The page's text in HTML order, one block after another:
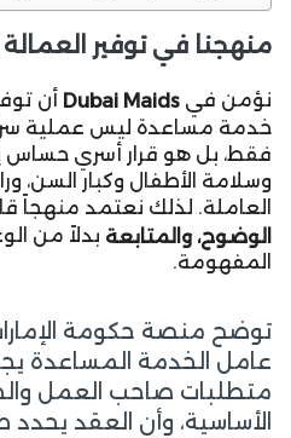
منهجنا في توفير العمالة
نؤمن في Dubai Maids أن
خدمة مساعدة ليس عملية
فقط، بل هو قرار أسري حساس
وسلامة الأطفال وكبار السن،
العاملة. لذلك نعتمد منهجاً
الوضوح، والمتابعة بدلاً من
المفهومة.
توضح منصة حكومة
عامل الخدمة المساعدة
متطلبات صاحب العمل
الأساسية، وأن العقد يحدد